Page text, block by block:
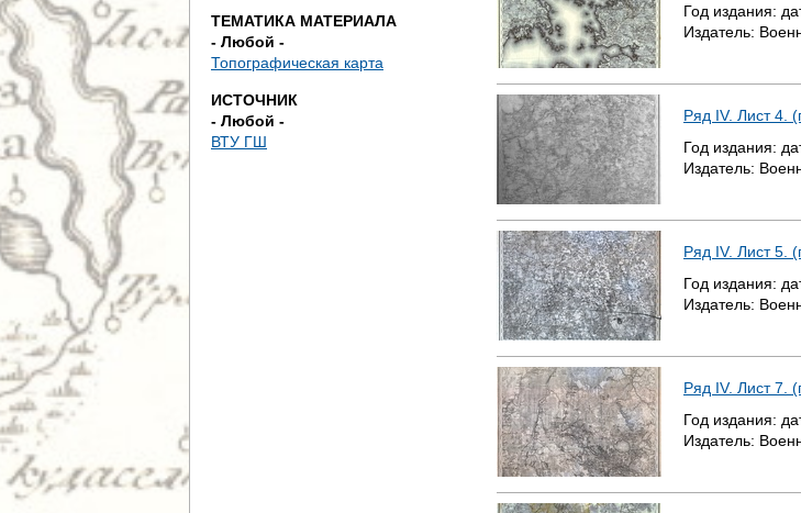
ТЕМАТИКА МАТЕРИАЛА
- Любой -
Топографическая карта
ИСТОЧНИК
- Любой -
ВТУ ГШ
Год издания:
Издатель:
Ряд IV. Лист 4.
Год издания:
Издатель:
Ряд IV. Лист 5.
Год издания:
Издатель:
Ряд IV. Лист 7.
Год издания:
Издатель: